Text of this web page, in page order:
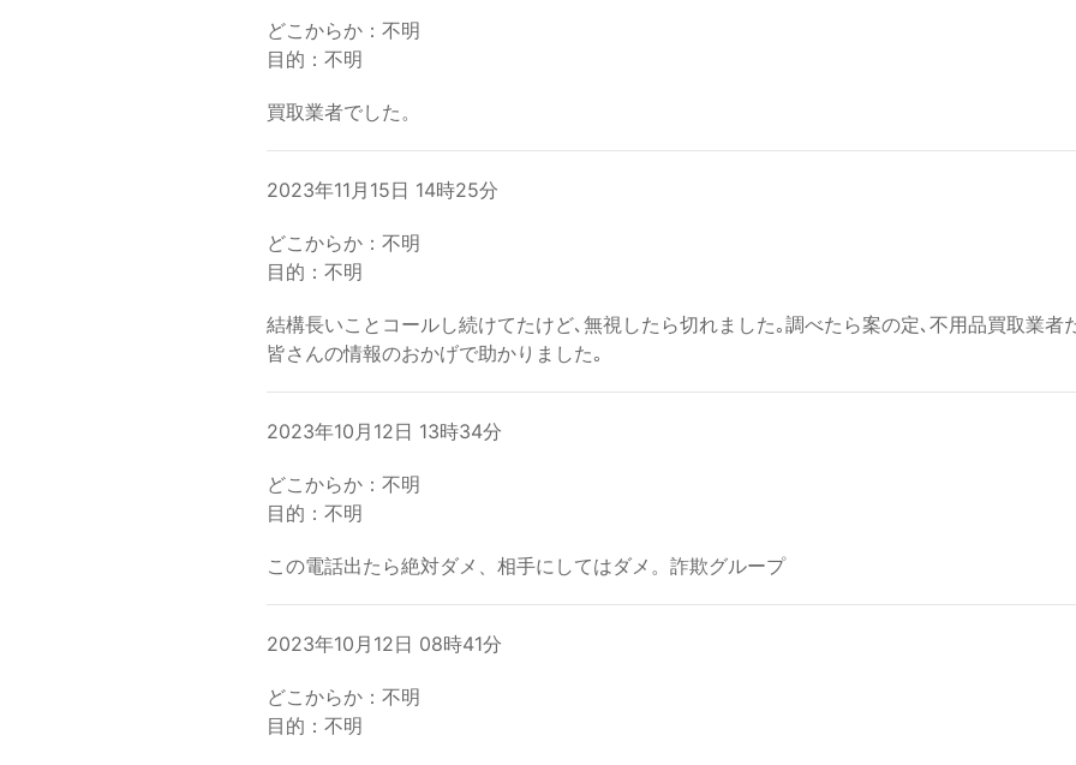
どこからか：不明
目的：不明
買取業者でした。
2023年11月15日 14時25分
どこからか：不明
目的：不明
結構長いことコールし続けてたけど､無視したら切れました｡調べたら案の定､不用品買取業者
皆さんの情報のおかげで助かりました｡
2023年10月12日 13時34分
どこからか：不明
目的：不明
この電話出たら絶対ダメ、相手にしてはダメ。詐欺グループ
2023年10月12日 08時41分
どこからか：不明
目的：不明